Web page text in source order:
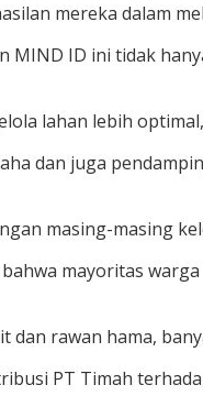
mereka dalam
ID ini tidak
lahan lebih
dan juga
masing-masing
mayoritas
rawan hama,
PT Timah